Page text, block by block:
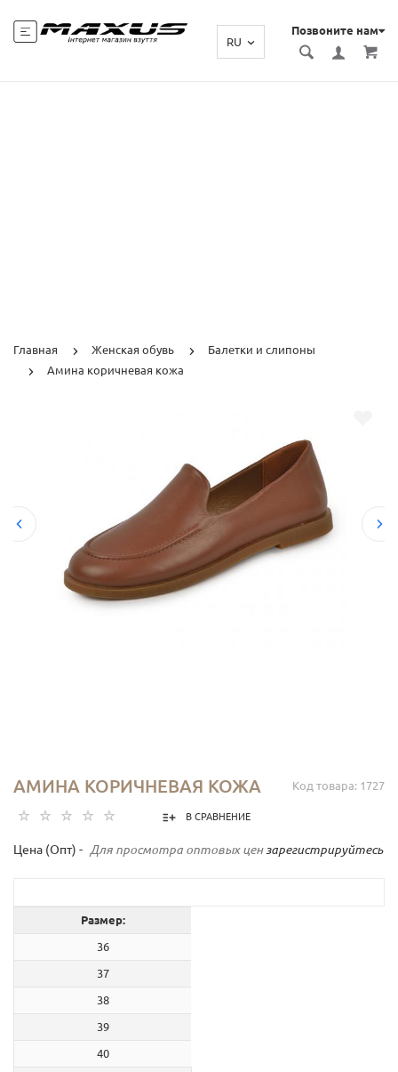
Позвоните нам
RU
Главная Женская обувь
Балетки и слипоны
Амина коричневая кожа
Код товара: 1727
АМИНА КОРИЧНЕВАЯ КОЖА
В СРАВНЕНИЕ
Цена (Опт) - Для просмотра оптовых цен зарегистрируйтесь
Размер:
36
37
38
39
40